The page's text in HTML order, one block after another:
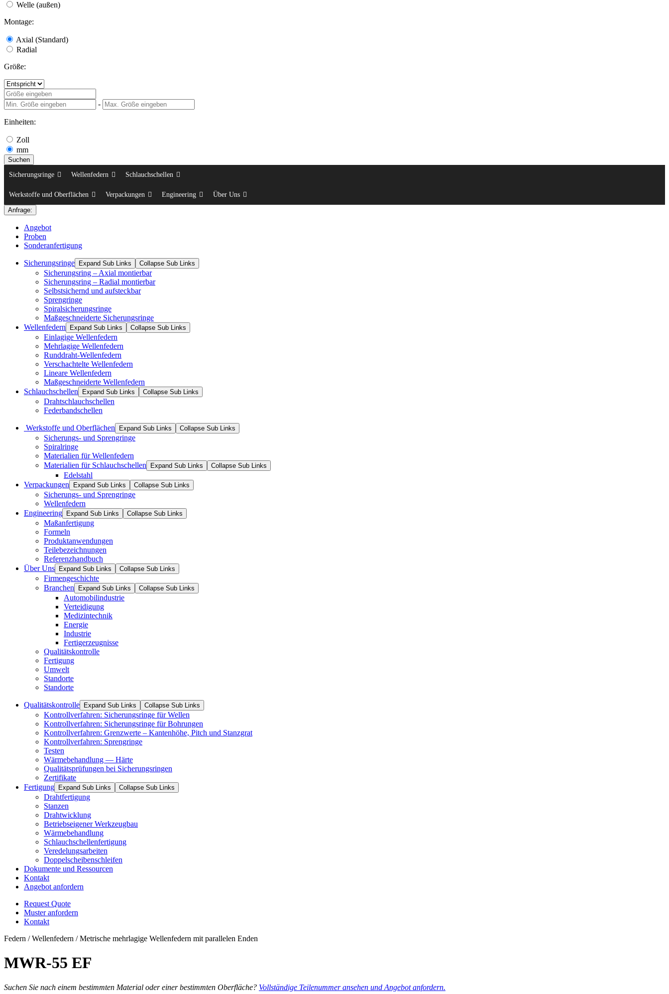
Welle (außen)
Montage:
Axial (Standard)
Radial
Größe:
-
Einheiten:
Zoll
mm
Suchen
Sicherungsringe
Wellenfedern Schlauchschellen
Werkstoffe und Oberflächen Verpackungen Engineering Über Uns
Anfrage:
Angebot
Proben
Sonderanfertigung
Sicherungsringe Expand Sub Links Collapse Sub Links
Sicherungsring – Axial montierbar
Sicherungsring – Radial montierbar
Selbstsichernd und aufsteckbar
Sprengringe
Spiralsicherungsringe
Maßgeschneiderte Sicherungsringe
Wellenfedern
Expand Sub Links Collapse Sub Links
Einlagige Wellenfedern
Mehrlagige Wellenfedern
Runddraht-Wellenfedern
Verschachtelte Wellenfedern
Lineare Wellenfedern
Maßgeschneiderte Wellenfedern
Schlauchschellen
Expand Sub Links Collapse Sub Links
Drahtschlauchschellen
Federbandschellen
Werkstoffe und Oberflächen Expand Sub Links Collapse Sub Links
Sicherungs- und Sprengringe
Spiralringe
Materialien für Wellenfedern
Materialien für Schlauchschellen
Expand Sub Links Collapse Sub Links
Edelstahl
Verpackungen
Expand Sub Links Collapse Sub Links
Sicherungs- und Sprengringe
Wellenfedern
Engineering
Expand Sub Links Collapse Sub Links
Maßanfertigung
Formeln
Produktanwendungen
Teilebezeichnungen
Referenzhandbuch
Über Uns
Expand Sub Links Collapse Sub Links
Firmengeschichte
Branchen
Expand Sub Links Collapse Sub Links
Automobilindustrie
Verteidigung
Medizintechnik
Energie
Industrie
Fertigerzeugnisse
Qualitätskontrolle
Fertigung
Umwelt
Standorte
Standorte
Qualitätskontrolle Expand Sub Links Collapse Sub Links
Kontrollverfahren: Sicherungsringe für Wellen
Kontrollverfahren: Sicherungsringe für Bohrungen
Kontrollverfahren: Grenzwerte – Kantenhöhe, Pitch und Stanzgrat
Kontrollverfahren: Sprengringe
Testen
Wärmebehandlung — Härte
Qualitätsprüfungen bei Sicherungsringen
Zertifikate
Fertigung
Expand Sub Links Collapse Sub Links
Drahtfertigung
Stanzen
Drahtwicklung
Betriebseigener Werkzeugbau
Wärmebehandlung
Schlauchschellenfertigung
Veredelungsarbeiten
Doppelscheibenschleifen
Dokumente und Ressourcen
Kontakt
Angebot anfordern
Request Quote
Muster anfordern
Kontakt
Federn / Wellenfedern / Metrische mehrlagige Wellenfedern mit parallelen Enden
MWR-55 EF
Suchen Sie nach einem bestimmten Material oder einer bestimmten Oberfläche? Vollständige Teilenummer ansehen und Angebot anfordern.